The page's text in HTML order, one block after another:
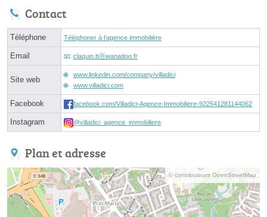
Contact
Téléphone Téléphoner à l'agence immobilière
Email claquin.bⓐwanadoo.fr
Site web
www.linkedin.com/company/villadici
www.villadici.com
Facebook facebook.com/Villadici-Agence-Immobiliere-922541281144062
Instagram @villadici_agence_immobiliere
Plan et adresse
© contributeurs OpenStreetMap